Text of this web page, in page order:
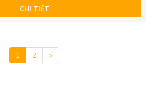
CHI TIẾT
1 2 >